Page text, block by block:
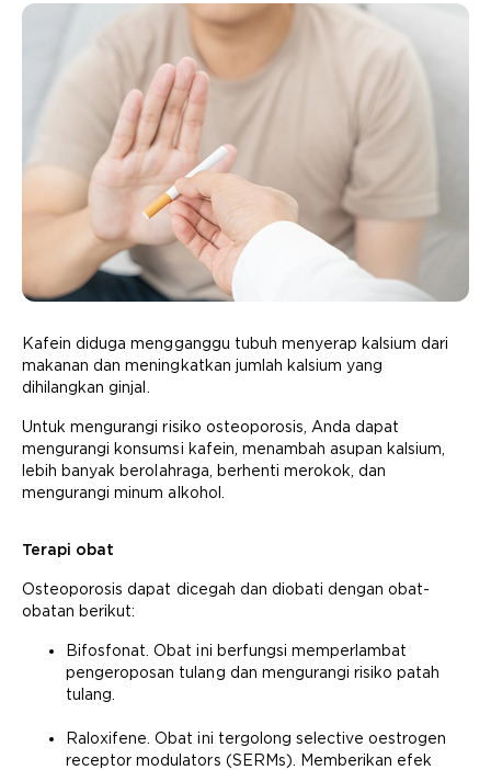
Kafein diduga mengganggu tubuh menyerap kalsium dari
makanan dan meningkatkan jumlah kalsium yang
dihilangkan ginjal.
Untuk mengurangi risiko osteoporosis, Anda dapat
mengurangi konsumsi kafein, menambah asupan kalsium,
lebih banyak berolahraga, berhenti merokok, dan
mengurangi minum alkohol.
Terapi obat
Osteoporosis dapat dicegah dan diobati dengan obat-
obatan berikut:
Bifosfonat. Obat ini berfungsi memperlambat
pengeroposan tulang dan mengurangi risiko patah
tulang.
Raloxifene. Obat ini tergolong selective oestrogen
receptor modulators (SERMs). Memberikan efek